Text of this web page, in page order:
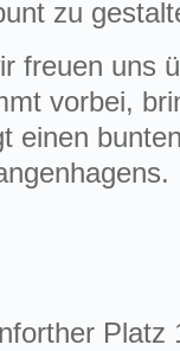
zu
freuen uns
vorbei,
einen
Platz